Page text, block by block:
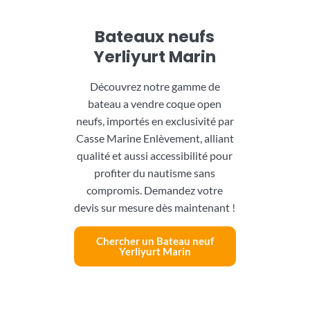
Bateaux neufs
Yerliyurt Marin
Découvrez notre gamme de
bateau a vendre coque open
neufs, importés en exclusivité par
Casse Marine Enlèvement, alliant
qualité et aussi accessibilité pour
profiter du nautisme sans
compromis. Demandez votre
devis sur mesure dès maintenant !
Chercher un Bateau neuf
Yerliyurt Marin